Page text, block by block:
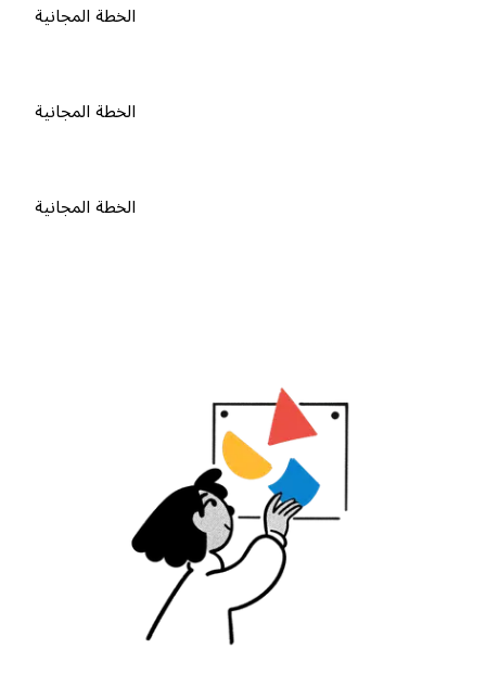
الخطة المجانية
الخطة المجانية
الخطة المجانية